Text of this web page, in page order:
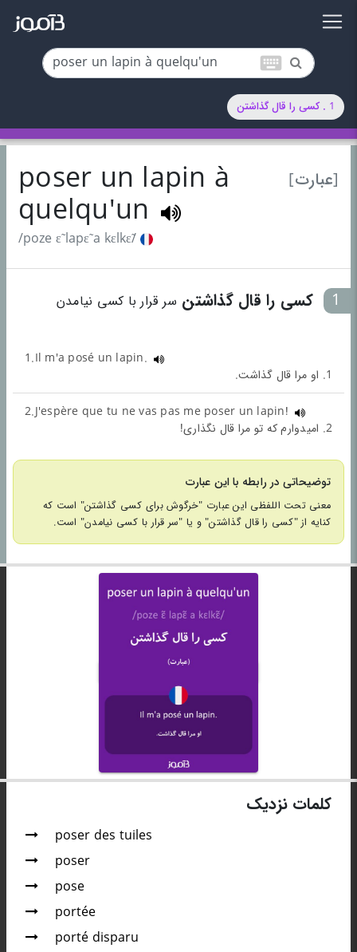
keyboard
1 . کسی را قال گذاشتن
[عبارت] poser un lapin à
quelqu'un
/poze ɛ̃ lapɛ̃ a kɛlkɛ̃/
1 کسی را قال گذاشتن سر قرار با کسی نیامدن
1.Il m'a posé un lapin.
1. او مرا قال گذاشت.
2.J'espère que tu ne vas pas me poser un lapin!
2. امیدوارم که تو مرا قال نگذاری!
توضیحاتی در رابطه با این عبارت
معنی تحت اللفظی این عبارت "خرگوش برای کسی گذاشتن" است که
کنایه از "کسی را قال گذاشتن" و یا "سر قرار با کسی نیامدن" است.
کلمات نزدیک
poser des tuiles
poser
pose
portée
porté disparu